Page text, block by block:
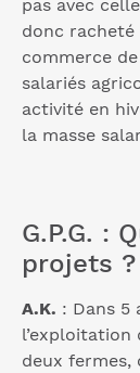
pas avec
donc
commerce
salariés
activité en
la masse
G.P.G. :
projets ?
A.K. : Dans 5
deux